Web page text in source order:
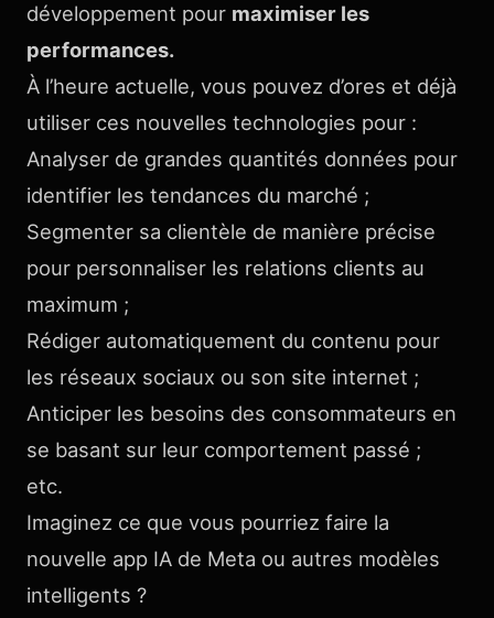
développement pour maximiser les
performances.
À l’heure actuelle, vous pouvez d’ores et déjà
utiliser ces nouvelles technologies pour :
Analyser de grandes quantités données pour
identifier les tendances du marché ;
Segmenter sa clientèle de manière précise
pour personnaliser les relations clients au
maximum ;
Rédiger automatiquement du contenu pour
les réseaux sociaux ou son site internet ;
Anticiper les besoins des consommateurs en
se basant sur leur comportement passé ;
etc.
Imaginez ce que vous pourriez faire la
nouvelle app IA de Meta ou autres modèles
intelligents ?